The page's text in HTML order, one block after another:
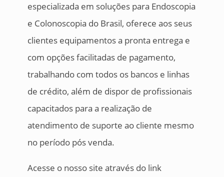
especializada em soluções para Endoscopia
e Colonoscopia do Brasil, oferece aos seus
clientes equipamentos a pronta entrega e
com opções facilitadas de pagamento,
trabalhando com todos os bancos e linhas
de crédito, além de dispor de profissionais
capacitados para a realização de
atendimento de suporte ao cliente mesmo
no período pós venda.
Acesse o nosso site através do link